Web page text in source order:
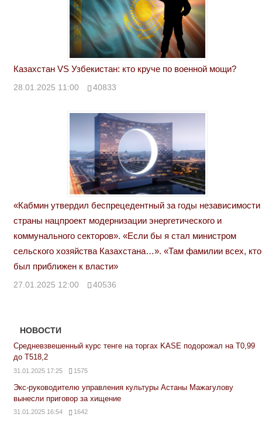
Казахстан VS Узбекистан: кто круче по военной мощи?
28.01.2025 11:00 40833
«Кабмин утвердил беспрецедентный за годы независимости
страны нацпроект модернизации энергетического и
коммунального секторов». «Если бы я стал министром
сельского хозяйства Казахстана…». «Там фамилии всех, кто
был приближен к власти»
27.01.2025 12:00 40536
НОВОСТИ
Средневзвешенный курс тенге на торгах KASE подорожал на Т0,99
до Т518,2
31.01.2025 17:25 1575
Экс-руководителю управления культуры Астаны Мажагулову
вынесли приговор за хищение
31.01.2025 16:54 1642